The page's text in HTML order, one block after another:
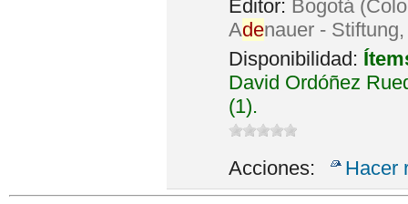
Editor: Bogotá
Adenauer -
Disponibilidad:
David Ordóñez
(1).
Acciones: Hacer